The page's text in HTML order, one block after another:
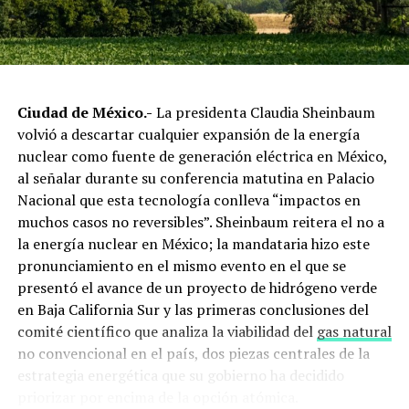
precio del barril podría llegar hasta los130 dólares.
Negociaciones nucleares en
riesgo
Antes del ataque, Estados Unidos e Irán planeaban
reanudar negociaciones nucleares en Omán. Ahora, el
futuro del diálogo es incierto. El presidente Donald
Trumpexpresó dudas sobre alcanzar un acuerdo que
implique la reducción del programa nuclear iraní a
cambio del levantamiento de sanciones.
Lasexportaciones de petróleo de Irán habían
aumentado mientras se reanudaban las
conversaciones nucleares, lo que demuestra que
Teherán mantenía una estrategia activa antes del
Ciudad de México.- La presidenta Claudia Sheinbaum
volvió a descartar cualquier expansión de la energía
nuclear como fuente de generación eléctrica en México,
al señalar durante su conferencia matutina en Palacio
Nacional que esta tecnología conlleva “impactos en
muchos casos no reversibles”. Sheinbaum reitera el no a
la energía nuclear en México; la mandataria hizo este
pronunciamiento en el mismo evento en el que se
presentó el avance de un proyecto de hidrógeno verde
en Baja California Sur y las primeras conclusiones del
comité científico que analiza la viabilidad del gas natural
no convencional en el país, dos piezas centrales de la
estrategia energética que su gobierno ha decidido